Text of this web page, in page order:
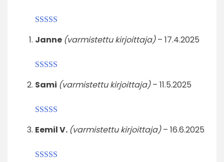
tuotteesta:
Janne (varmistettu kirjoittaja) – 17.4.2025
tuotteesta:
Sami (varmistettu kirjoittaja) – 11.5.2025
tuotteesta:
Eemil V. (varmistettu kirjoittaja) – 16.6.2025